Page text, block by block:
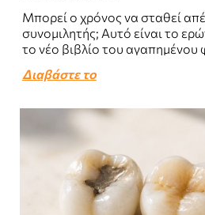
Μπορεί ο χρόνος να σταθεί
συνομιλητής; Αυτό είναι το
το νέο βιβλίο του αγαπημένου
Διαβάστε το